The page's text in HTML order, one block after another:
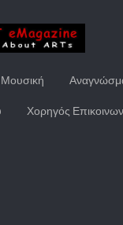
Μουσική
Χορηγός